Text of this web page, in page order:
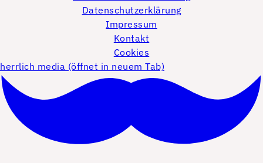
Datenschutzerklärung
Impressum
Kontakt
Cookies
herrlich media (öffnet in neuem Tab)